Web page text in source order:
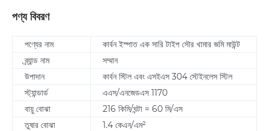
পণ্য বিবরণ
পণ্যের নাম
কার্বন ইস্পাত এক সারি টাইপ সৌর খামার জমি মাউন্ট
ব্র্যান্ড নাম
সম্মান
উপাদান
কার্বন স্টিল এবং এসইএস 304 স্টেইনলেস স্টিল
স্ট্যান্ডার্ড
এএস/এনজেডএস 1170
বায়ু বোঝা
216 কিমি/ঘন্টা = 60 মি/এস
তুষার বোঝা
1.4 কেএন/এম²